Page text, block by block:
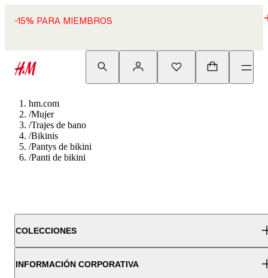
-15% PARA MIEMBROS
hm.com
/Mujer
/Trajes de bano
/Bikinis
/Pantys de bikini
/Panti de bikini
COLECCIONES
INFORMACIÓN CORPORATIVA